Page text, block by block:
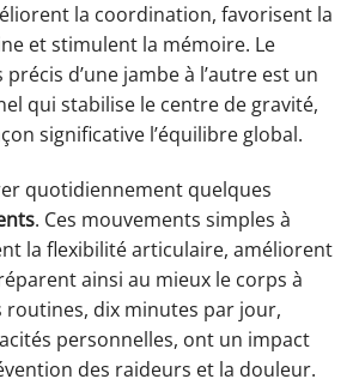
la coordination, favorisent la
et stimulent la mémoire. Le
d’une jambe à l’autre est un
qui stabilise le centre de gravité,
significative l’équilibre global.
quotidiennement quelques
. Ces mouvements simples à
la flexibilité articulaire, améliorent
ainsi au mieux le corps à
routines, dix minutes par jour,
personnelles, ont un impact
des raideurs et la douleur.